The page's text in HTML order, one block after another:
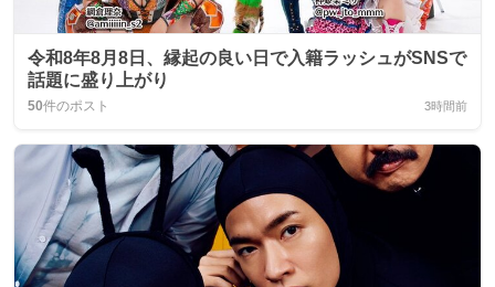
令和8年8月8日、縁起の良い日で入籍ラッシュがSNSで
話題に盛り上がり
50件のポスト 3時間前